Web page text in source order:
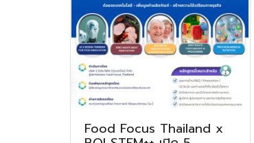
Food Focus Thailand x